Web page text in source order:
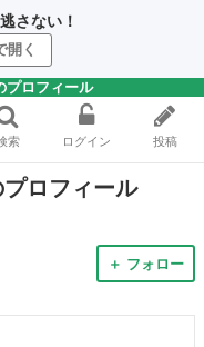
さない！
開く
プロフィール
索 ログイン 投稿
ロフィール
＋ フォロー